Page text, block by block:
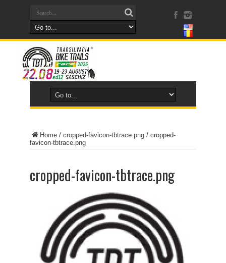
Home / cropped-favicon-tbtrace.png / cropped-
favicon-tbtrace.png
cropped-favicon-tbtrace.png